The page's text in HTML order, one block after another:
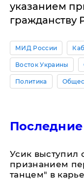
указанием
гражданству
МИД России
Восток Украины
Политика
Усик выступил
признанием
танцем" в